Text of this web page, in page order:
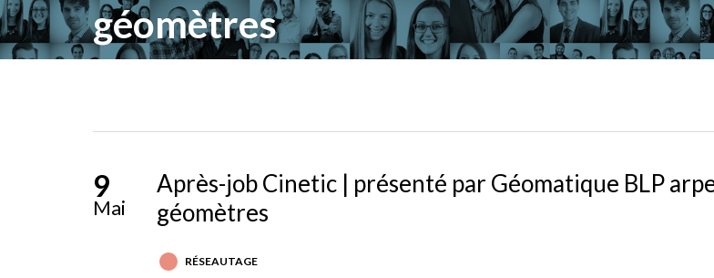
géomètres
Après-job Cinetic | présenté par Géomatique BLP
géomètres
9
Mai
RÉSEAUTAGE